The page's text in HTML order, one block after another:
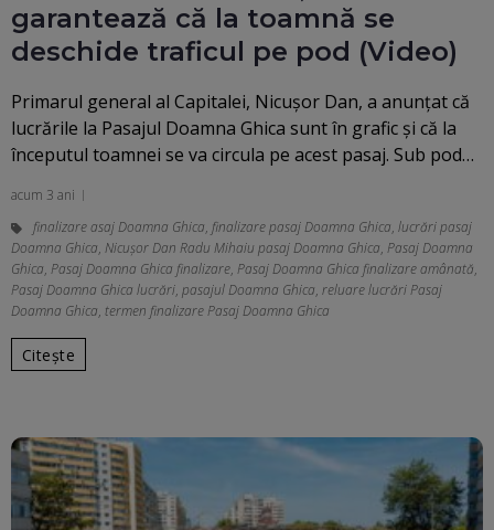
garantează că la toamnă se
deschide traficul pe pod (Video)
Primarul general al Capitalei, Nicuşor Dan, a anunţat că
lucrările la Pasajul Doamna Ghica sunt în grafic şi că la
începutul toamnei se va circula pe acest pasaj. Sub pod…
acum 3 ani
finalizare asaj Doamna Ghica, finalizare pasaj Doamna Ghica, lucrări pasaj
Doamna Ghica, Nicușor Dan Radu Mihaiu pasaj Doamna Ghica, Pasaj Doamna
Ghica, Pasaj Doamna Ghica finalizare, Pasaj Doamna Ghica finalizare amânată,
Pasaj Doamna Ghica lucrări, pasajul Doamna Ghica, reluare lucrări Pasaj
Doamna Ghica, termen finalizare Pasaj Doamna Ghica
Citește